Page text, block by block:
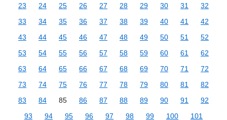
23
24 25 26 27 28 29 30 31
32
33
34 35 36 37 38 39 40 41
42
43
44 45 46 47 48 49 50 51
52
53
54 55 56 57 58 59 60 61
62
63
64 65 66 67 68 69 70 71
72
73
74 75 76 77 78 79 80 81
82
83
84 85 86 87 88 89 90 91
92
93
94 95 96 97 98 99 100
101